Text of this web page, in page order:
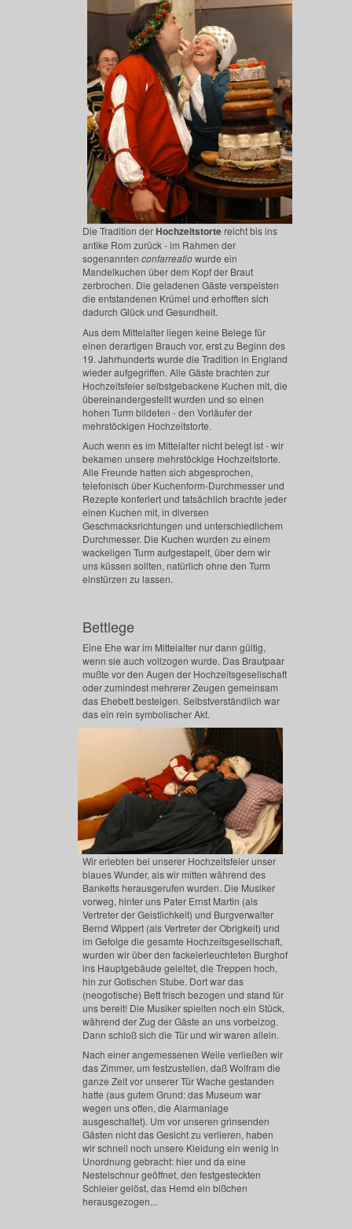
Die Tradition derHochzeitstortereicht bis ins
antike Rom zurück - im Rahmen der
sogenannten confarreatiowurde ein
Mandelkuchen über dem Kopf der Braut
zerbrochen. Die geladenen Gäste verspeisten
die entstandenen Krümel und erhofften sich
dadurch Glück und Gesundheit.
Aus dem Mittelalter liegen keine Belege für
einen derartigen Brauch vor, erst zu Beginn des
19. Jahrhunderts wurde die Tradition in England
wieder aufgegriffen. Alle Gäste brachten zur
Hochzeitsfeier selbstgebackene Kuchen mit, die
übereinandergestellt wurden und so einen
hohen Turm bildeten - den Vorläufer der
mehrstöckigen Hochzeitstorte.
Auch wenn es im Mittelalter nicht belegt ist - wir
bekamen unsere mehrstöckige Hochzeitstorte.
Alle Freunde hatten sich abgesprochen,
telefonisch über Kuchenform-Durchmesser und
Rezepte konferiert und tatsächlich brachte jeder
einen Kuchen mit, in diversen
Geschmacksrichtungen und unterschiedlichem
Durchmesser. Die Kuchen wurden zu einem
wackeligen Turm aufgestapelt, über dem wir
uns küssen sollten, natürlich ohne den Turm
einstürzen zu lassen.
Bettlege
Eine Ehe war im Mittelalter nur dann gültig,
wenn sie auch vollzogen wurde. Das Brautpaar
mußte vor den Augen der Hochzeitsgesellschaft
oder zumindest mehrerer Zeugen gemeinsam
das Ehebett besteigen. Selbstverständlich war
das ein rein symbolischer Akt.
Wir erlebten bei unserer Hochzeitsfeier unser
blaues Wunder, als wir mitten während des
Banketts herausgerufen wurden. Die Musiker
vorweg, hinter uns Pater Ernst Martin (als
Vertreter der Geistlichkeit) und Burgverwalter
Bernd Wippert (als Vertreter der Obrigkeit) und
im Gefolge die gesamte Hochzeitsgesellschaft,
wurden wir über den fackelerleuchteten Burghof
ins Hauptgebäude geleitet, die Treppen hoch,
hin zur Gotischen Stube. Dort war das
(neogotische) Bett frisch bezogen und stand für
uns bereit! Die Musiker spielten noch ein Stück,
während der Zug der Gäste an uns vorbeizog.
Dann schloß sich die Tür und wir waren allein.
Nach einer angemessenen Weile verließen wir
das Zimmer, um festzustellen, daß Wolfram die
ganze Zeit vor unserer Tür Wache gestanden
hatte (aus gutem Grund: das Museum war
wegen uns offen, die Alarmanlage
ausgeschaltet). Um vor unseren grinsenden
Gästen nicht das Gesicht zu verlieren, haben
wir schnell noch unsere Kleidung ein wenig in
Unordnung gebracht: hier und da eine
Nestelschnur geöffnet, den festgesteckten
Schleier gelöst, das Hemd ein bißchen
herausgezogen...